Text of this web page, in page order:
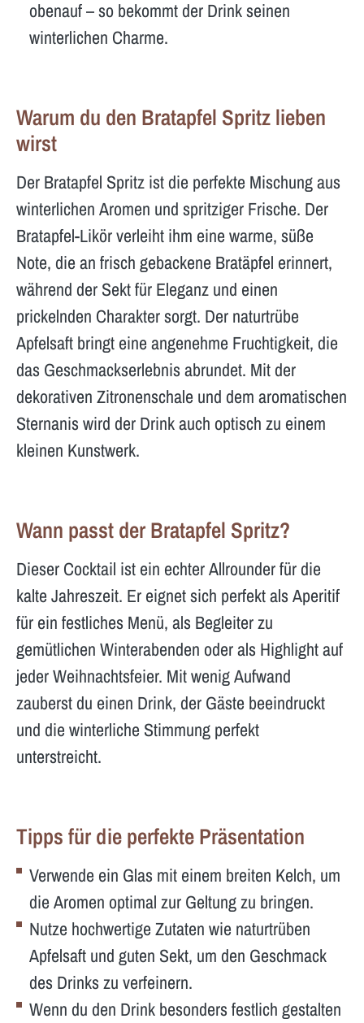
obenauf – so bekommt der Drink seinen
winterlichen Charme.
Warum du den Bratapfel Spritz lieben
wirst
Der Bratapfel Spritz ist die perfekte Mischung aus
winterlichen Aromen und spritziger Frische. Der
Bratapfel-Likör verleiht ihm eine warme, süße
Note, die an frisch gebackene Bratäpfel erinnert,
während der Sekt für Eleganz und einen
prickelnden Charakter sorgt. Der naturtrübe
Apfelsaft bringt eine angenehme Fruchtigkeit, die
das Geschmackserlebnis abrundet. Mit der
dekorativen Zitronenschale und dem aromatischen
Sternanis wird der Drink auch optisch zu einem
kleinen Kunstwerk.
Wann passt der Bratapfel Spritz?
Dieser Cocktail ist ein echter Allrounder für die
kalte Jahreszeit. Er eignet sich perfekt als Aperitif
für ein festliches Menü, als Begleiter zu
gemütlichen Winterabenden oder als Highlight auf
jeder Weihnachtsfeier. Mit wenig Aufwand
zauberst du einen Drink, der Gäste beeindruckt
und die winterliche Stimmung perfekt
unterstreicht.
Tipps für die perfekte Präsentation
Verwende ein Glas mit einem breiten Kelch, um
die Aromen optimal zur Geltung zu bringen.
Nutze hochwertige Zutaten wie naturtrüben
Apfelsaft und guten Sekt, um den Geschmack
des Drinks zu verfeinern.
Wenn du den Drink besonders festlich gestalten